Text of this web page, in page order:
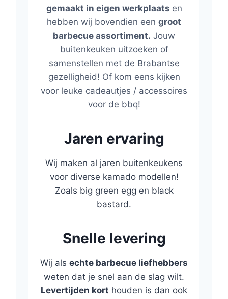
gemaakt in eigen werkplaats en
hebben wij bovendien een groot
barbecue assortiment. Jouw
buitenkeuken uitzoeken of
samenstellen met de Brabantse
gezelligheid! Of kom eens kijken
voor leuke cadeautjes / accessoires
voor de bbq!
Jaren ervaring
Wij maken al jaren buitenkeukens
voor diverse kamado modellen!
Zoals big green egg en black
bastard.
Snelle levering
Wij als echte barbecue liefhebbers
weten dat je snel aan de slag wilt.
Levertijden kort houden is dan ook